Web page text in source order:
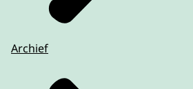
Archief